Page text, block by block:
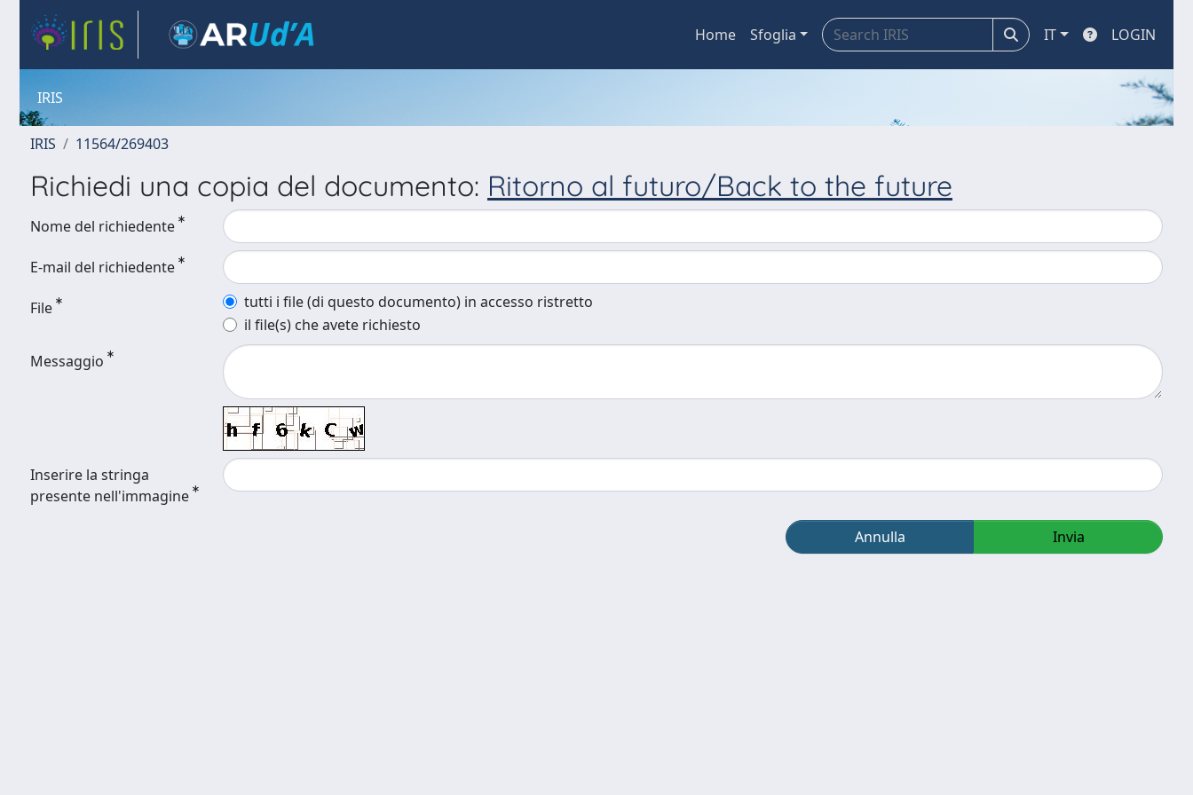
Home Sfoglia IT LOGIN
IRIS
IRIS 11564/269403
Richiedi una copia del documento: Ritorno al futuro/Back to the future
Nome del richiedente
E-mail del richiedente
File
tutti i file (di questo documento) in accesso ristretto
il file(s) che avete richiesto
Messaggio
Inserire la stringa
presente nell'immagine
Annulla Invia